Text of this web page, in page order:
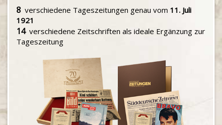
8 verschiedene Tageszeitungen genau vom 11. Juli
1921
14verschiedene Zeitschriften als ideale Ergänzung zur
Tageszeitung